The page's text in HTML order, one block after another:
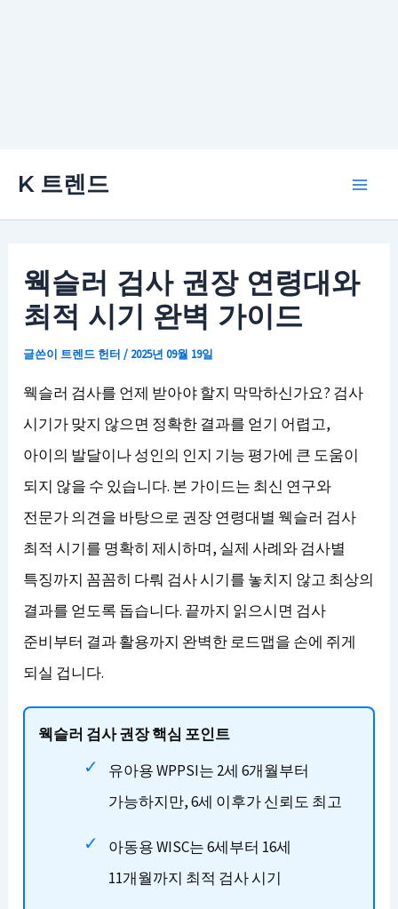
K 트렌드
웩슬러 검사 권장 연령대와
최적 시기 완벽 가이드
글쓴이 트렌드 헌터/ 2025년 09월 19일
웩슬러 검사를 언제 받아야 할지 막막하신가요? 검사
시기가 맞지 않으면 정확한 결과를 얻기 어렵고,
아이의 발달이나 성인의 인지 기능 평가에 큰 도움이
되지 않을 수 있습니다. 본 가이드는 최신 연구와
전문가 의견을 바탕으로 권장 연령대별 웩슬러 검사
최적 시기를 명확히 제시하며, 실제 사례와 검사별
특징까지 꼼꼼히 다뤄 검사 시기를 놓치지 않고 최상의
결과를 얻도록 돕습니다. 끝까지 읽으시면 검사
준비부터 결과 활용까지 완벽한 로드맵을 손에 쥐게
되실 겁니다.
웩슬러 검사 권장 핵심 포인트
유아용 WPPSI는 2세 6개월부터
가능하지만, 6세 이후가 신뢰도 최고
아동용 WISC는 6세부터 16세
11개월까지 최적 검사 시기